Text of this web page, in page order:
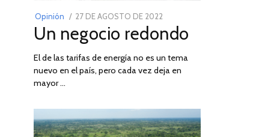
Opinión
POSTED
ON
27 DE AGOSTO DE 2022
DE
DE
2022
Un negocio redondo
El de las tarifas de energía no es un tema
nuevo en el país, pero cada vez deja en
mayor …